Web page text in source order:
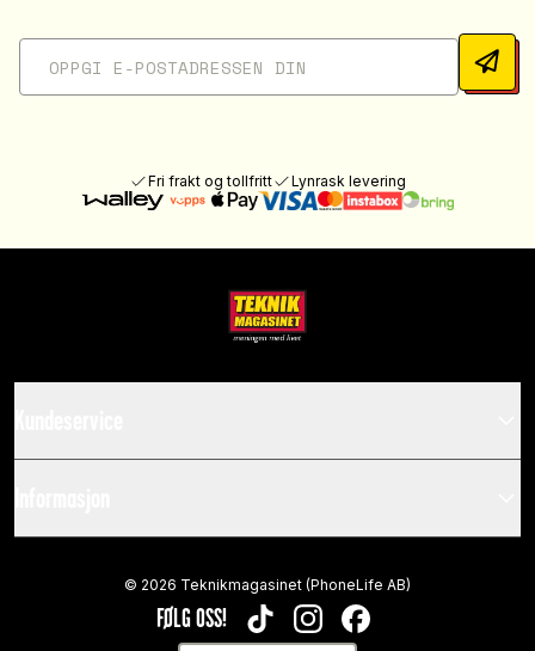
Fri frakt og tollfritt Lynrask levering
FØLG OSS! TIKTOKINSTAGRAMFACEBOOK
© 2026 Teknikmagasinet (PhoneLife AB)